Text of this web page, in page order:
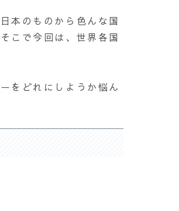
本のものから色んな国
こで今回は、世界各国
をどれにしようか悩ん